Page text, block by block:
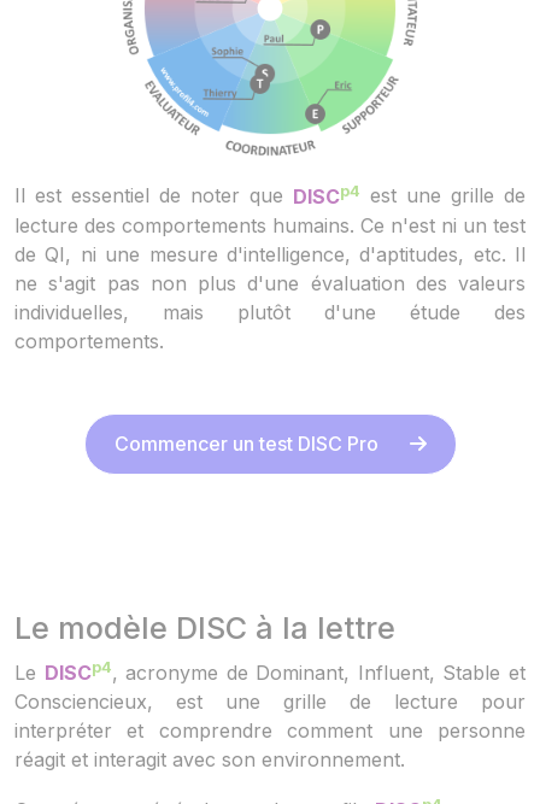
Il est essentiel de noter que DISCp4 est une grille de
lecture des comportements humains. Ce n'est ni un test
de QI, ni une mesure d'intelligence, d'aptitudes, etc. Il
ne s'agit pas non plus d'une évaluation des valeurs
individuelles, mais plutôt d'une étude des
comportements.
Commencer un test DISC Pro
Le modèle DISC à la lettre
Le DISCp4, acronyme de Dominant, Influent, Stable et
Consciencieux, est une grille de lecture pour
interpréter et comprendre comment une personne
réagit et interagit avec son environnement.